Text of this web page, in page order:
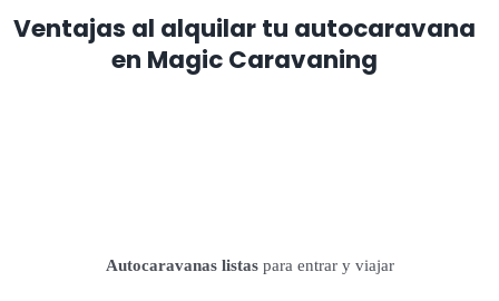
Ventajas al alquilar tu autocaravana
en Magic Caravaning
Autocaravanas listaspara entrar y viajar